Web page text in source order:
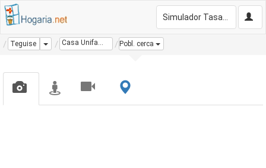
Teguise Dropdown Casa Unifamiliar Pobl. cerca